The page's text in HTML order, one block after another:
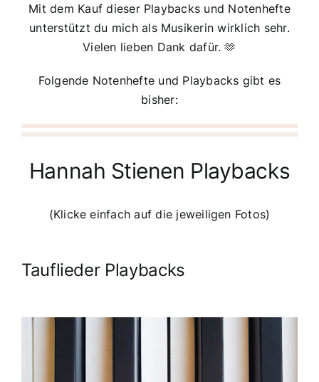
Mit dem Kauf dieser Playbacks und Notenhefte
unterstützt du mich als Musikerin wirklich sehr.
Vielen lieben Dank dafür. 🫶
Folgende Notenhefte und Playbacks gibt es
bisher:
Hannah Stienen Playbacks
(Klicke einfach auf die jeweiligen Fotos)
Tauflieder Playbacks